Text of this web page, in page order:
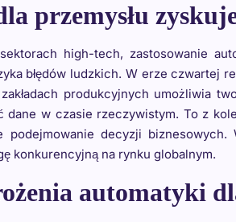
przemysłu
high-tech, zastosowanie
błędów ludzkich. W erze czwartej
produkcyjnych umożliwia
w czasie rzeczywistym. To z
decyzji
konkurencyjną na rynku globalnym.
automatyki